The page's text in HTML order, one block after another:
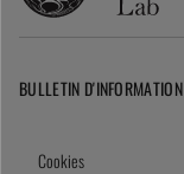
BULLETIN D'INFORMATION
Cookies